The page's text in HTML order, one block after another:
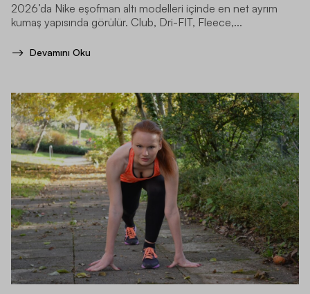
2026’da Nike eşofman altı modelleri içinde en net ayrım
kumaş yapısında görülür. Club, Dri-FIT, Fleece,...
Devamını Oku